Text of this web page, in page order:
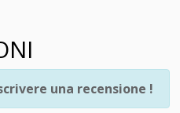
una recensione !